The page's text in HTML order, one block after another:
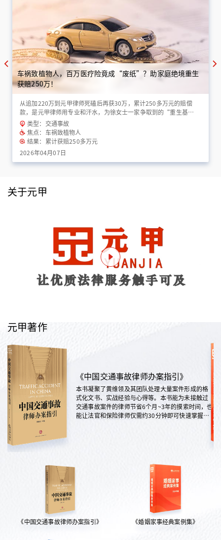
车祸致植物人，百万医疗险竟成“废纸”？助家庭绝境重生
获赔250万！
从追加220万到元甲律师死磕后再获30万，累计250多万元的赔偿
款，是元甲律师用专业和汗水，为徐女士一家争取到的“重生基
金”！
类型：交通事故
焦点：车祸致植物人
结果：累计获赔250多万元
2026年04月07日
关于元甲
元甲著作
《中国交通事故律师办案指引》
本书凝聚了黄维领及其团队处理大量案件形成的格
式化文书、实战经验与心得等。本书能为未接触过
交通事故案件的律师节省6个月~3年的摸索时间，也
能让法官和保险律师仅需约30分钟即可快速掌握案
《中国交通事故律师办案指引》 《婚姻家事经典案例集》